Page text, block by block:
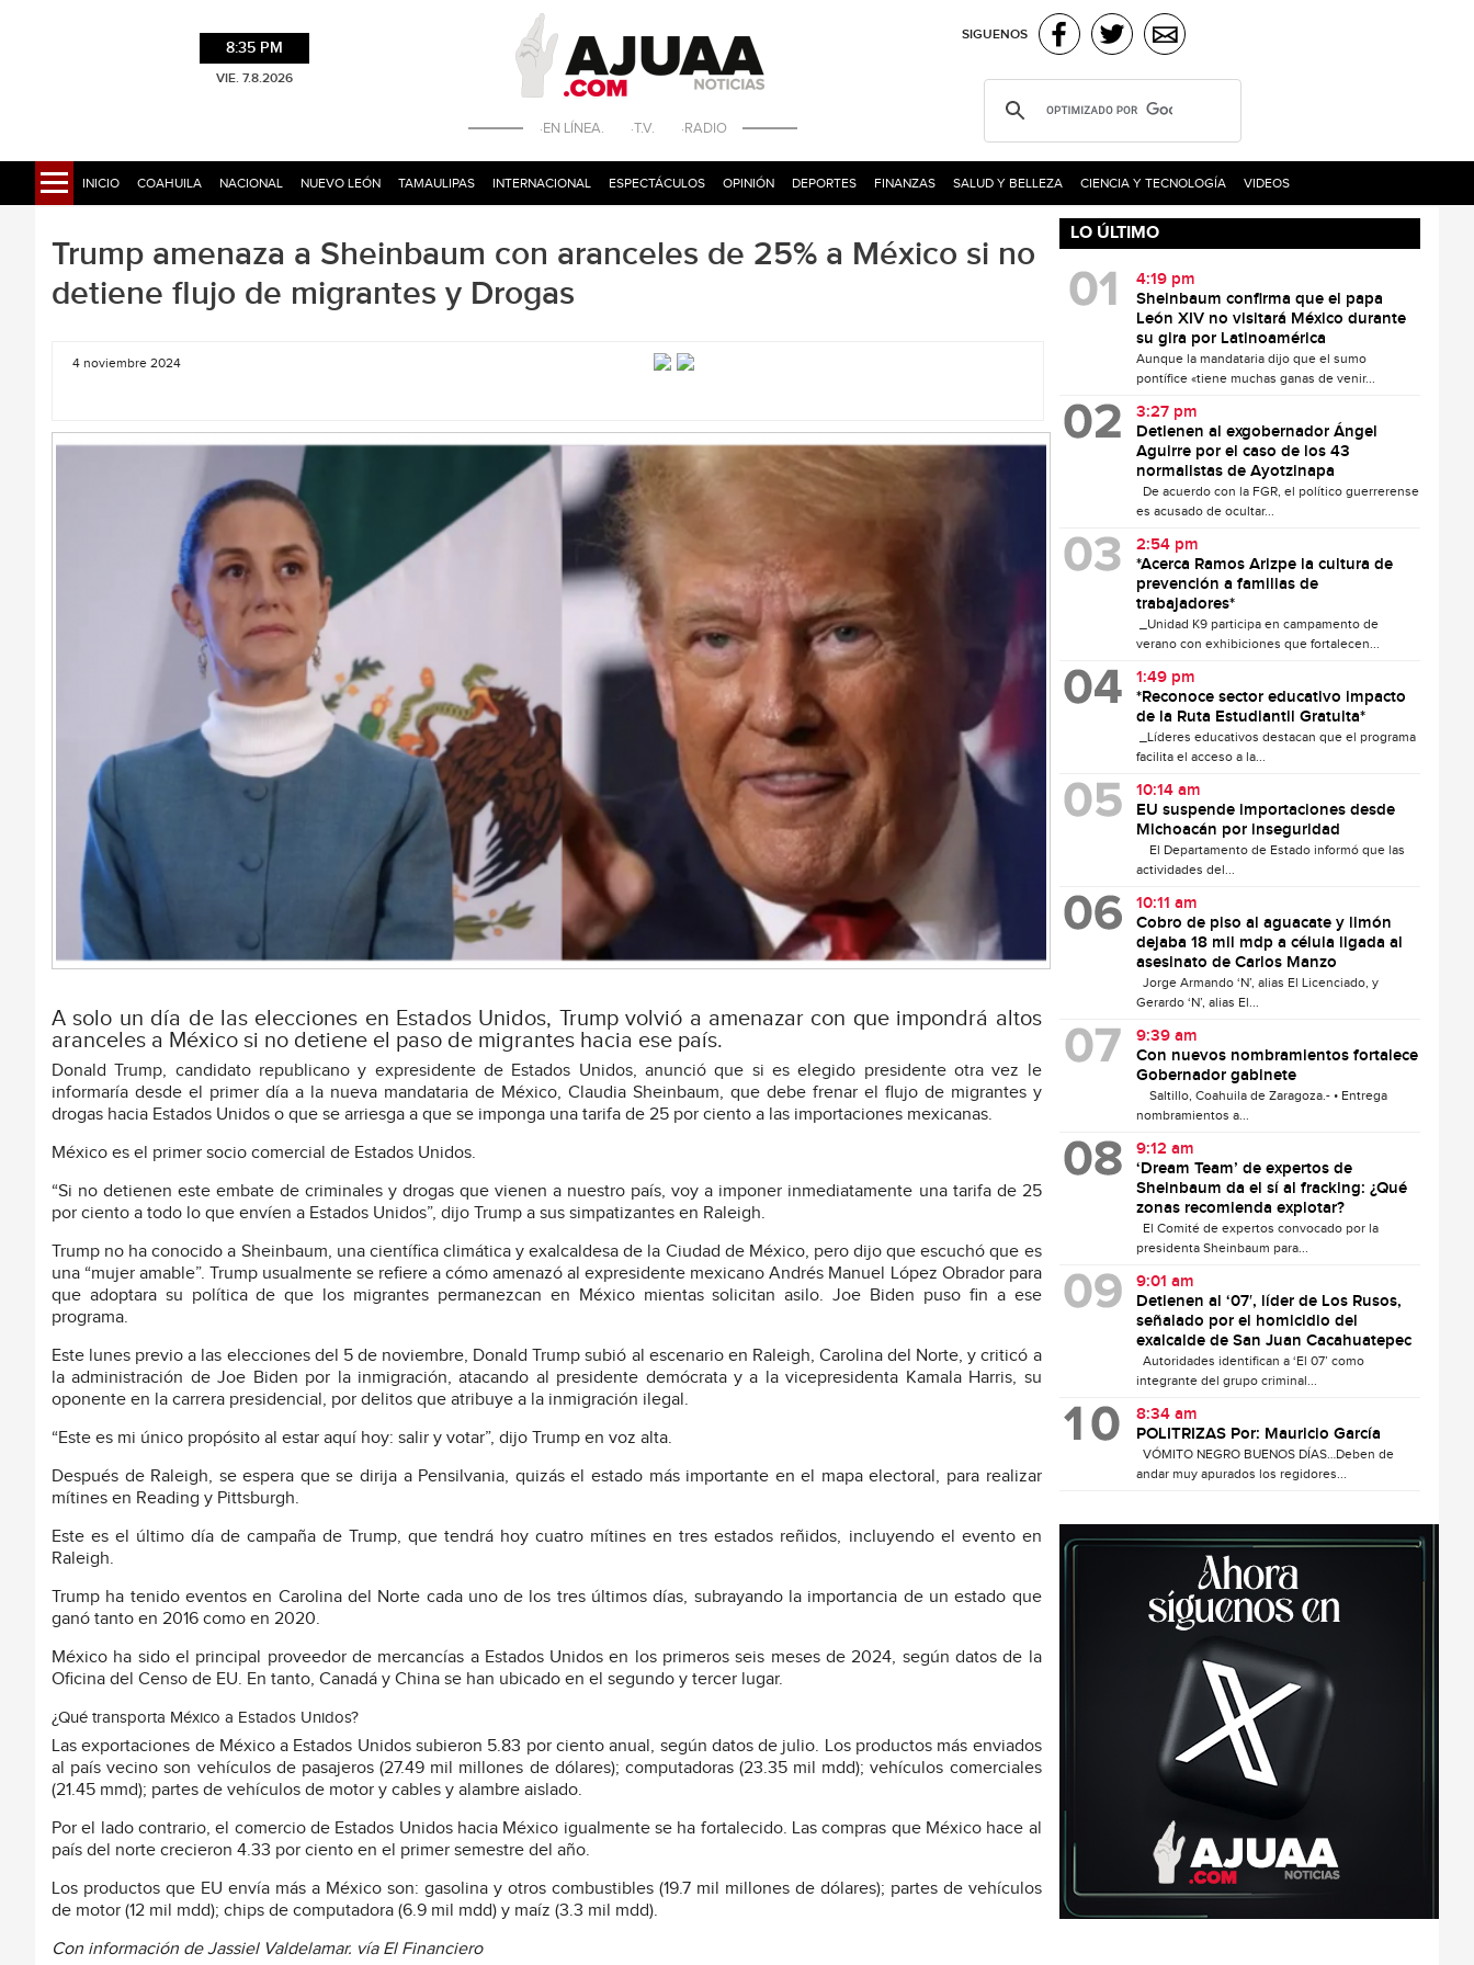
8:35 PM
VIE. 7.8.2026
·EN LÍNEA. ·T.V. ·RADIO
SIGUENOS
INICIO COAHUILA NACIONAL NUEVO LEÓN TAMAULIPAS INTERNACIONAL ESPECTÁCULOS OPINIÓN DEPORTES FINANZAS SALUD Y BELLEZA CIENCIA Y TECNOLOGÍA VIDEOS
Trump amenaza a Sheinbaum con aranceles de 25% a México si no
detiene flujo de migrantes y Drogas
4 noviembre 2024
A solo un día de las elecciones en Estados Unidos, Trump volvió a amenazar con que impondrá altos
aranceles a México si no detiene el paso de migrantes hacia ese país.
Donald Trump, candidato republicano y expresidente de Estados Unidos, anunció que si es elegido presidente otra vez le
informaría desde el primer día a la nueva mandataria de México, Claudia Sheinbaum, que debe frenar el flujo de migrantes y
drogas hacia Estados Unidos o que se arriesga a que se imponga una tarifa de 25 por ciento a las importaciones mexicanas.
México es el primer socio comercial de Estados Unidos.
“Si no detienen este embate de criminales y drogas que vienen a nuestro país, voy a imponer inmediatamente una tarifa de 25
por ciento a todo lo que envíen a Estados Unidos”, dijo Trump a sus simpatizantes en Raleigh.
Trump no ha conocido a Sheinbaum, una científica climática y exalcaldesa de la Ciudad de México, pero dijo que escuchó que es
una “mujer amable”. Trump usualmente se refiere a cómo amenazó al expresidente mexicano Andrés Manuel López Obrador para
que adoptara su política de que los migrantes permanezcan en México mientas solicitan asilo. Joe Biden puso fin a ese
programa.
Este lunes previo a las elecciones del 5 de noviembre, Donald Trump subió al escenario en Raleigh, Carolina del Norte, y criticó a
la administración de Joe Biden por la inmigración, atacando al presidente demócrata y a la vicepresidenta Kamala Harris, su
oponente en la carrera presidencial, por delitos que atribuye a la inmigración ilegal.
“Este es mi único propósito al estar aquí hoy: salir y votar”, dijo Trump en voz alta.
Después de Raleigh, se espera que se dirija a Pensilvania, quizás el estado más importante en el mapa electoral, para realizar
mítines en Reading y Pittsburgh.
Este es el último día de campaña de Trump, que tendrá hoy cuatro mítines en tres estados reñidos, incluyendo el evento en
Raleigh.
Trump ha tenido eventos en Carolina del Norte cada uno de los tres últimos días, subrayando la importancia de un estado que
ganó tanto en 2016 como en 2020.
México ha sido el principal proveedor de mercancías a Estados Unidos en los primeros seis meses de 2024, según datos de la
Oficina del Censo de EU. En tanto, Canadá y China se han ubicado en el segundo y tercer lugar.
¿Qué transporta México a Estados Unidos?
Las exportaciones de México a Estados Unidos subieron 5.83 por ciento anual, según datos de julio. Los productos más enviados
al país vecino son vehículos de pasajeros (27.49 mil millones de dólares); computadoras (23.35 mil mdd); vehículos comerciales
(21.45 mmd); partes de vehículos de motor y cables y alambre aislado.
Por el lado contrario, el comercio de Estados Unidos hacia México igualmente se ha fortalecido. Las compras que México hace al
país del norte crecieron 4.33 por ciento en el primer semestre del año.
Los productos que EU envía más a México son: gasolina y otros combustibles (19.7 mil millones de dólares); partes de vehículos
de motor (12 mil mdd); chips de computadora (6.9 mil mdd) y maíz (3.3 mil mdd).
Con información de Jassiel Valdelamar. vía El Financiero
LO ÚLTIMO
4:19 pm
Sheinbaum confirma que el papa
León XIV no visitará México durante
su gira por Latinoamérica
Aunque la mandataria dijo que el sumo
pontífice «tiene muchas ganas de venir...
3:27 pm
Detienen al exgobernador Ángel
Aguirre por el caso de los 43
normalistas de Ayotzinapa
De acuerdo con la FGR, el político guerrerense
es acusado de ocultar...
2:54 pm
*Acerca Ramos Arizpe la cultura de
prevención a familias de
trabajadores*
_Unidad K9 participa en campamento de
verano con exhibiciones que fortalecen...
1:49 pm
*Reconoce sector educativo impacto
de la Ruta Estudiantil Gratuita*
_Líderes educativos destacan que el programa
facilita el acceso a la...
10:14 am
EU suspende importaciones desde
Michoacán por inseguridad
El Departamento de Estado informó que las
actividades del...
10:11 am
Cobro de piso al aguacate y limón
dejaba 18 mil mdp a célula ligada al
asesinato de Carlos Manzo
Jorge Armando ‘N’, alias El Licenciado, y
Gerardo ‘N’, alias El...
9:39 am
Con nuevos nombramientos fortalece
Gobernador gabinete
Saltillo, Coahuila de Zaragoza.- • Entrega
nombramientos a...
9:12 am
‘Dream Team’ de expertos de
Sheinbaum da el sí al fracking: ¿Qué
zonas recomienda explotar?
El Comité de expertos convocado por la
presidenta Sheinbaum para...
9:01 am
Detienen al ‘07′, líder de Los Rusos,
señalado por el homicidio del
exalcalde de San Juan Cacahuatepec
Autoridades identifican a ‘El 07’ como
integrante del grupo criminal...
8:34 am
POLITRIZAS Por: Mauricio García
VÓMITO NEGRO BUENOS DÍAS…Deben de
andar muy apurados los regidores...